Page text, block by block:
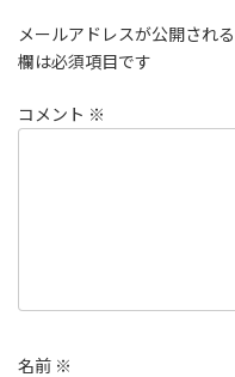
メールアドレスが公開され
欄は必須項目です
コメント ※
名前 ※